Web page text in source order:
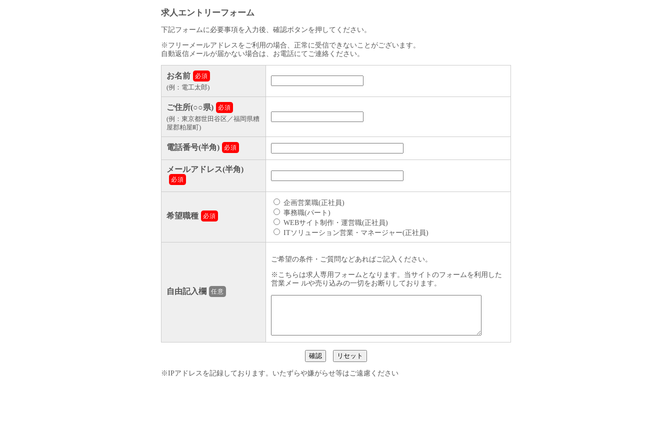
求人エントリーフォーム
下記フォームに必要事項を入力後、確認ボタンを押してください。
※フリーメールアドレスをご利用の場合、正常に受信できないことがございます。
自動返信メールが届かない場合は、お電話にてご連絡ください。
お名前 必須
(例：電工太郎)
ご住所(○○県) 必須
(例：東京都世田谷区／福岡県糟
屋郡粕屋町)
電話番号(半角) 必須
メールアドレス(半角)
必須
希望職種 必須
企画営業職(正社員)
事務職(パート)
WEBサイト制作・運営職(正社員)
ITソリューション営業・マネージャー(正社員)
自由記入欄 任意
ご希望の条件・ご質問などあればご記入ください。
※こちらは求人専用フォームとなります。当サイトのフォームを利用した
営業メー ルや売り込みの一切をお断りしております。
※IPアドレスを記録しております。いたずらや嫌がらせ等はご遠慮ください